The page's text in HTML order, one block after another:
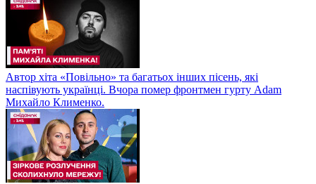
Автор хіта «Повільно» та багатьох інших пісень, які
наспівують українці. Вчора помер фронтмен гурту Adam
Михайло Клименко.